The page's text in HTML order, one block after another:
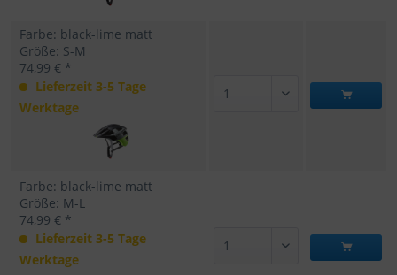
Farbe: black-lime matt
Größe: S-M
74,99 € *
Lieferzeit 3-5 Tage
Werktage
Farbe: black-lime matt
Größe: M-L
74,99 € *
Lieferzeit 3-5 Tage
Werktage